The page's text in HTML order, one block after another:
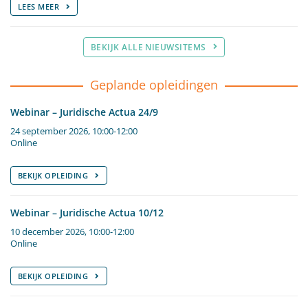
LEES MEER
BEKIJK ALLE NIEUWSITEMS
Geplande opleidingen
Webinar – Juridische Actua 24/9
24 september 2026, 10:00-12:00
Online
BEKIJK OPLEIDING
Webinar – Juridische Actua 10/12
10 december 2026, 10:00-12:00
Online
BEKIJK OPLEIDING